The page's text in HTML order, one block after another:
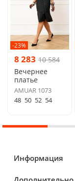
-23%
8 283 10 584
Вечернее
платье
AMUAR 1073
48 50 52 54
Информация